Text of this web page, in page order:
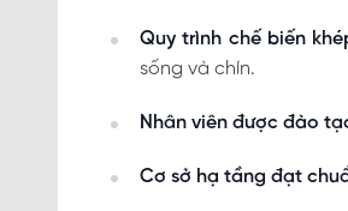
Quy trình chế biến
sống và chín.
Nhân viên được đào
Cơ sở hạ tầng đạt